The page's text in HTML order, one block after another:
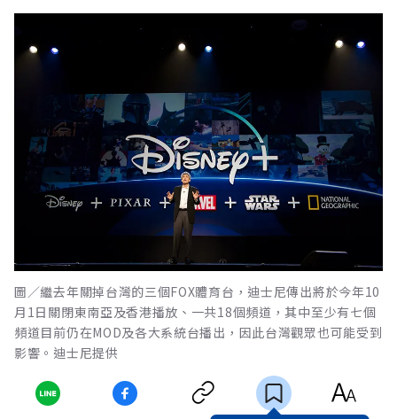
圖／繼去年關掉台灣的三個FOX體育台，迪士尼傳出將於今年10
月1日關閉東南亞及香港播放、一共18個頻道，其中至少有七個
頻道目前仍在MOD及各大系統台播出，因此台灣觀眾也可能受到
影響。迪士尼提供